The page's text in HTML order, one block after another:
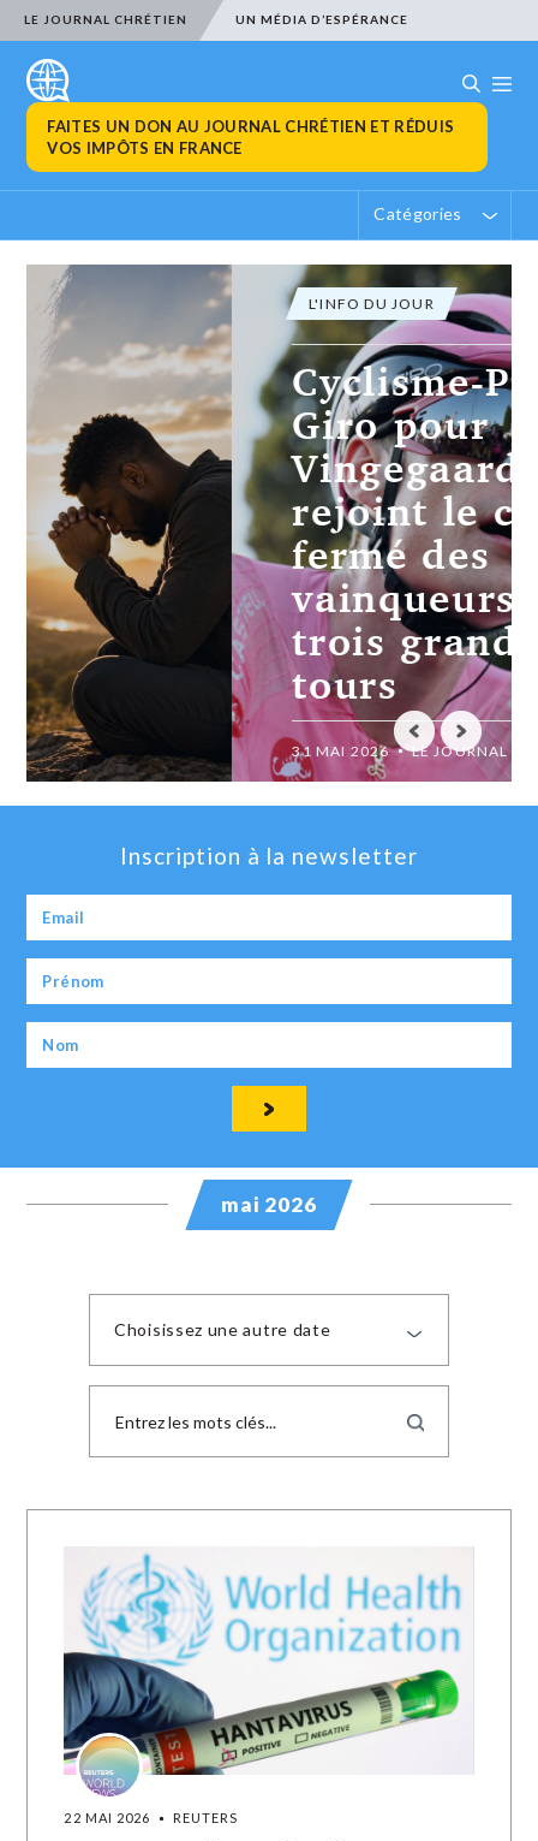
LE JOURNAL CHRÉTIEN UN MÉDIA D’ESPÉRANCE
FAITES UN DON AU JOURNAL CHRÉTIEN ET RÉDUIS
VOS IMPÔTS EN FRANCE
Catégories
L'INFO DU JOUR
Cyclisme-Premier
Giro pour
Vingegaard qui
rejoint le cercle
fermé des
vainqueurs des
trois grands
31 MAI 2026 LE JOURNAL CHRÉTIEN
Inscription à la newsletter
mai 2026
Choisissez une autre date
22 MAI 2026 REUTERS